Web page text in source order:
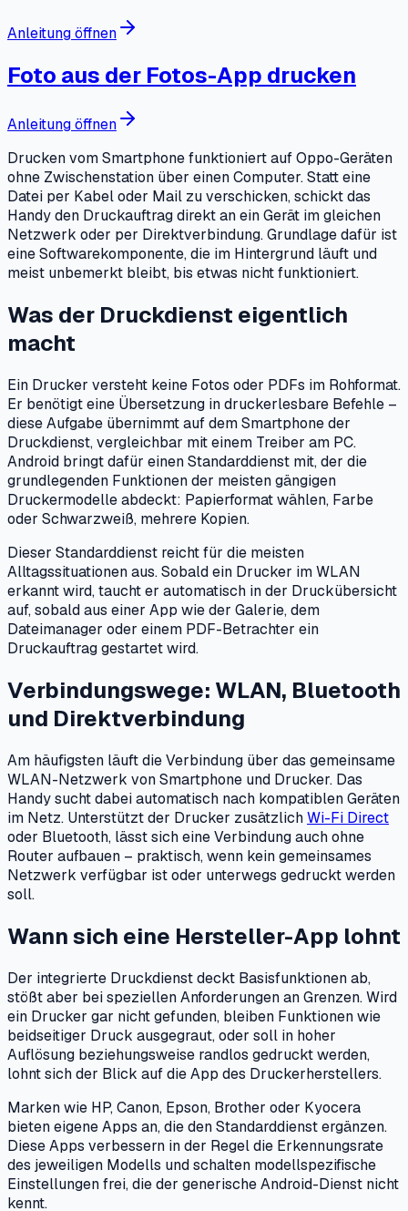
Anleitung öffnen
Foto aus der Fotos-App drucken
Anleitung öffnen
Drucken vom Smartphone funktioniert auf Oppo-Geräten
ohne Zwischenstation über einen Computer. Statt eine
Datei per Kabel oder Mail zu verschicken, schickt das
Handy den Druckauftrag direkt an ein Gerät im gleichen
Netzwerk oder per Direktverbindung. Grundlage dafür ist
eine Softwarekomponente, die im Hintergrund läuft und
meist unbemerkt bleibt, bis etwas nicht funktioniert.
Was der Druckdienst eigentlich
macht
Ein Drucker versteht keine Fotos oder PDFs im Rohformat.
Er benötigt eine Übersetzung in druckerlesbare Befehle –
diese Aufgabe übernimmt auf dem Smartphone der
Druckdienst, vergleichbar mit einem Treiber am PC.
Android bringt dafür einen Standarddienst mit, der die
grundlegenden Funktionen der meisten gängigen
Druckermodelle abdeckt: Papierformat wählen, Farbe
oder Schwarzweiß, mehrere Kopien.
Dieser Standarddienst reicht für die meisten
Alltagssituationen aus. Sobald ein Drucker im WLAN
erkannt wird, taucht er automatisch in der Druckübersicht
auf, sobald aus einer App wie der Galerie, dem
Dateimanager oder einem PDF-Betrachter ein
Druckauftrag gestartet wird.
Verbindungswege: WLAN, Bluetooth
und Direktverbindung
Am häufigsten läuft die Verbindung über das gemeinsame
WLAN-Netzwerk von Smartphone und Drucker. Das
Handy sucht dabei automatisch nach kompatiblen Geräten
im Netz. Unterstützt der Drucker zusätzlichWi-Fi Direct
oder Bluetooth, lässt sich eine Verbindung auch ohne
Router aufbauen – praktisch, wenn kein gemeinsames
Netzwerk verfügbar ist oder unterwegs gedruckt werden
soll.
Wann sich eine Hersteller-App lohnt
Der integrierte Druckdienst deckt Basisfunktionen ab,
stößt aber bei speziellen Anforderungen an Grenzen. Wird
ein Drucker gar nicht gefunden, bleiben Funktionen wie
beidseitiger Druck ausgegraut, oder soll in hoher
Auflösung beziehungsweise randlos gedruckt werden,
lohnt sich der Blick auf die App des Druckerherstellers.
Marken wie HP, Canon, Epson, Brother oder Kyocera
bieten eigene Apps an, die den Standarddienst ergänzen.
Diese Apps verbessern in der Regel die Erkennungsrate
des jeweiligen Modells und schalten modellspezifische
Einstellungen frei, die der generische Android-Dienst nicht
kennt.